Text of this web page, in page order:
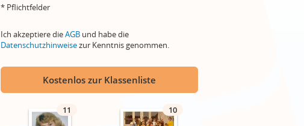
* Pflichtfelder
Ich akzeptiere dieAGB und habe die
Datenschutzhinweisezur Kenntnis genommen.
Kostenlos zur Klassenliste
11 10